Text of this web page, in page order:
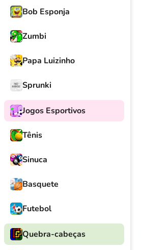
Bob Esponja
Zumbi
Papa Luizinho
Sprunki
Jogos Esportivos
Tênis
Sinuca
Basquete
Futebol
Quebra-cabeças